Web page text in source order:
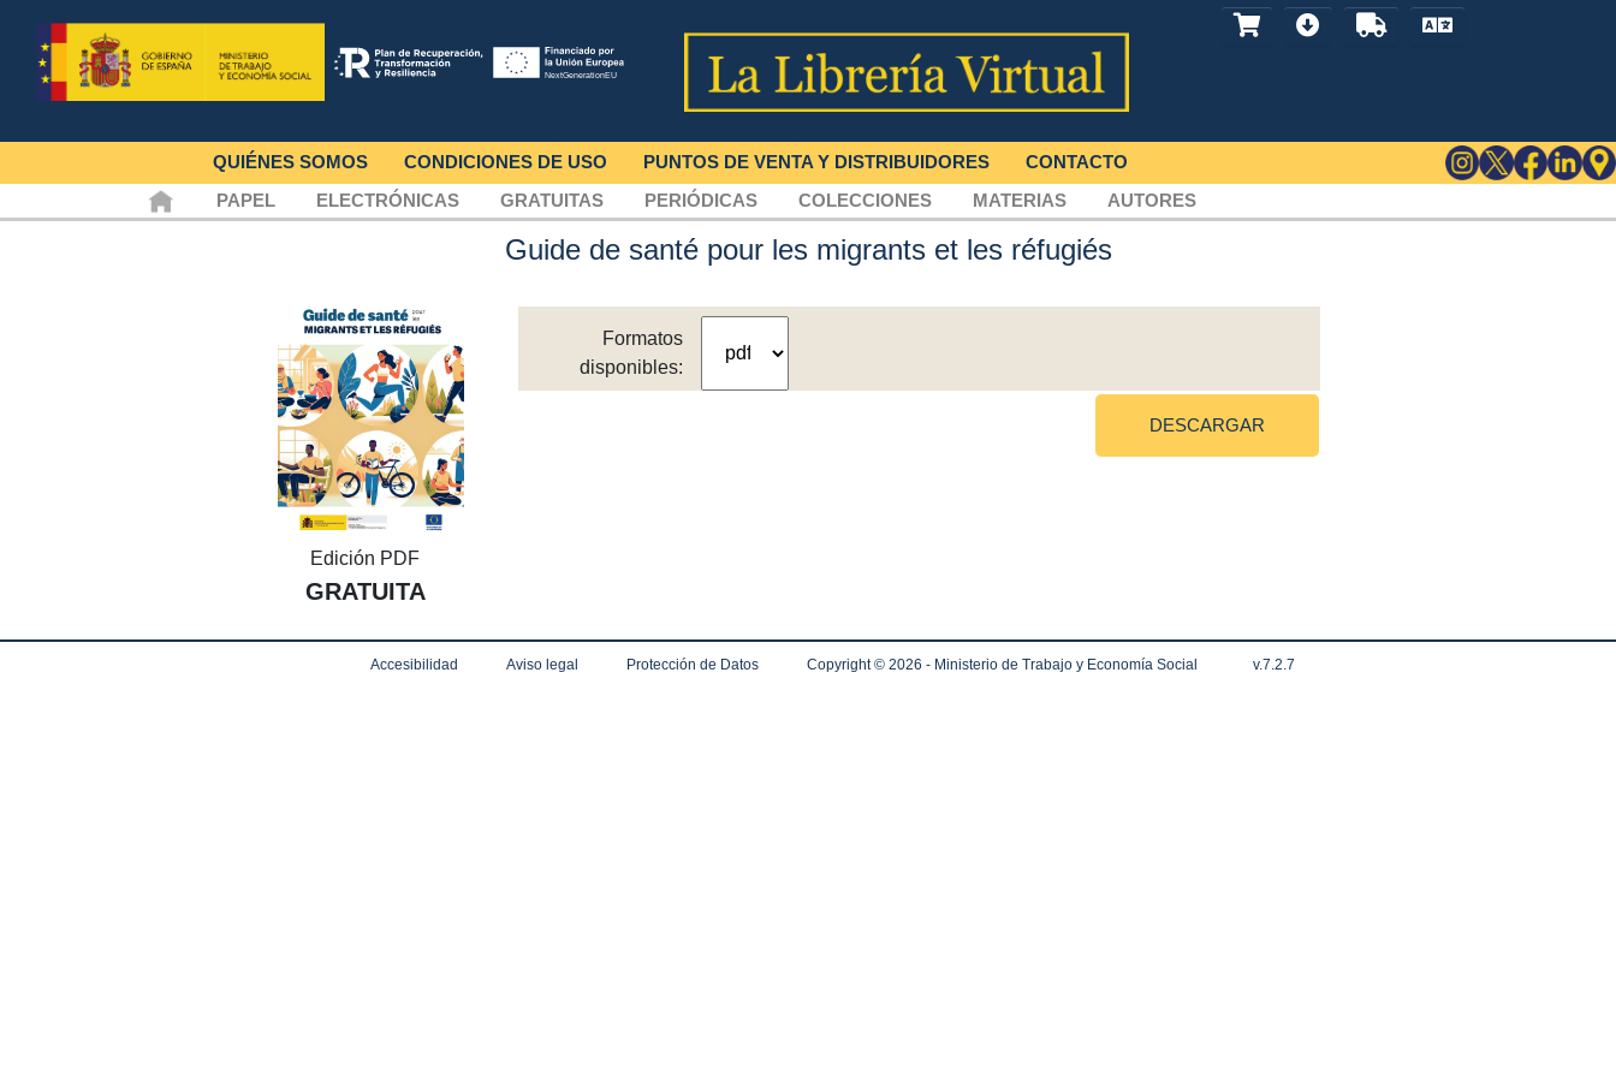
QUIÉNES SOMOS CONDICIONES DE USO PUNTOS DE VENTA Y DISTRIBUIDORES
CONTACTO
PAPEL
ELECTRÓNICAS GRATUITAS PERIÓDICAS COLECCIONES MATERIAS AUTORES
Guide de santé pour les migrants et les réfugiés
Edición PDF
GRATUITA
Formatos
disponibles:
DESCARGAR
Accesibilidad Aviso legal Protección de Datos Copyright © 2026 - Ministerio de Trabajo y Economía Social v.7.2.7